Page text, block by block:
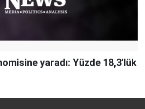
yaradı: Yüzde 18,3'lük